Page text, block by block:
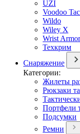
UZI
Voodoo
Wildo
Wiley X
Wrist Armor
Техкрим
Снаряжение
Категории:
Жилеты
Рюкзаки
Портфели
Подсумки
Ремни